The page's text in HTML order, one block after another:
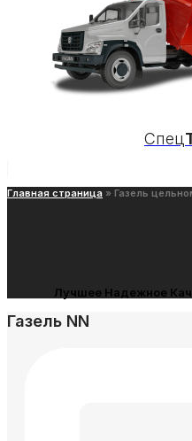
Спец
Главная страница » Газель
Лучшее Надежное
Газель NN